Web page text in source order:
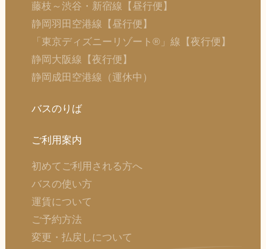
藤枝～渋谷・新宿線【昼行便】
静岡羽田空港線【昼行便】
「東京ディズニーリゾート®」線【夜行便】
静岡大阪線【夜行便】
静岡成田空港線（運休中）
バスのりば
ご利用案内
初めてご利用される方へ
バスの使い方
運賃について
ご予約方法
変更・払戻しについて